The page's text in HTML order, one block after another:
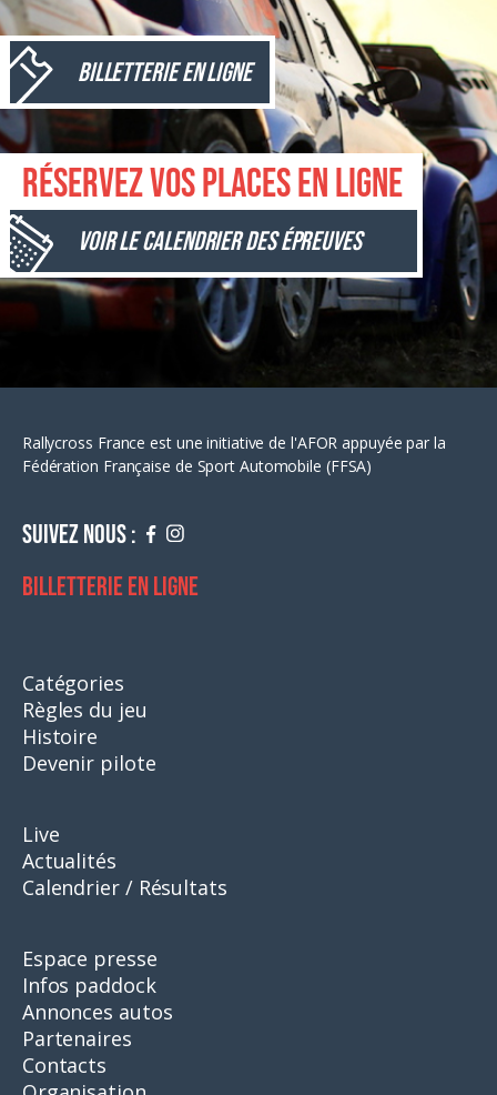
Billetterie en ligne
Réservez vos places en ligne
Voir le calendrier des épreuves
Rallycross France est une initiative de l'AFOR appuyée par la
Fédération Française de Sport Automobile (FFSA)
Suivez nous :
Billetterie en ligne
Catégories
Règles du jeu
Histoire
Devenir pilote
Live
Actualités
Calendrier / Résultats
Espace presse
Infos paddock
Annonces autos
Partenaires
Contacts